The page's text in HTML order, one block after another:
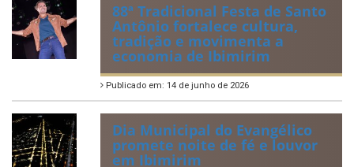
88ª Tradicional Festa de Santo
Antônio fortalece cultura,
tradição e movimenta a
economia de Ibimirim
Publicado em: 14 de junho de 2026
Dia Municipal do Evangélico
promete noite de fé e louvor
em Ibimirim